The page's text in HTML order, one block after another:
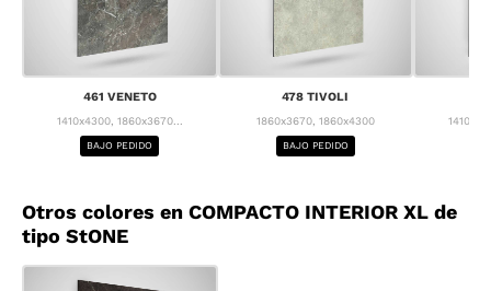
461 VENETO
1410x4300, 1860x3670...
BAJO PEDIDO
478 TIVOLI
1860x3670, 1860x4300
BAJO PEDIDO
Otros colores en COMPACTO INTERIOR XL de
tipo StONE